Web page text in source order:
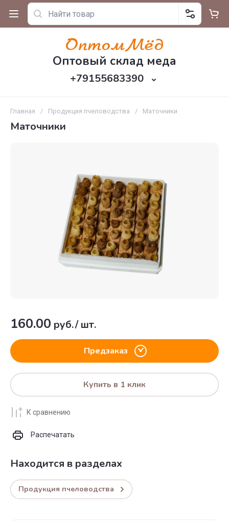
Оптовый склад меда
+79155683390
Главная / Продукция пчеловодства / Маточники
Маточники
160.00 руб./шт.
Предзаказ
Купить в 1 клик
К сравнению
Распечатать
Находится в разделах
Продукция пчеловодства